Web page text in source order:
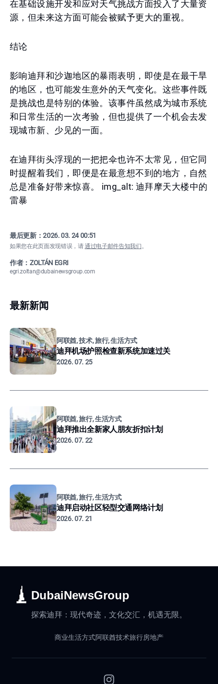
在基础设施开发和应对天气挑战方面投入了大量资
源，但未来这方面可能会被赋予更大的重视。
结论
影响迪拜和沙迦地区的暴雨表明，即使是在最干旱
的地区，也可能发生意外的天气变化。这些事件既
是挑战也是特别的体验。该事件虽然成为城市系统
和日常生活的一次考验，但也提供了一个机会去发
现城市新、少见的一面。
在迪拜街头浮现的一把把伞也许不太常见，但它同
时提醒着我们，即便是在最意想不到的地方，自然
总是准备好带来惊喜。 img_alt: 迪拜摩天大楼中的
雷暴
最后更新：2026. 03. 24 00:51
如果您在此页面发现错误，请通过电子邮件告知我们。
作者：ZOLTÁN EGRI
egri.zoltan@dubainewsgroup.com
最新新闻
阿联酋, 技术, 旅行, 生活方式
迪拜机场护照检查新系统加速过关
2026. 07. 25
阿联酋, 旅行, 生活方式
迪拜推出全新家人朋友折扣计划
2026. 07. 22
阿联酋, 旅行, 生活方式
迪拜启动社区轻型交通网络计划
2026. 07. 21
DubaiNewsGroup
探索迪拜：现代奇迹，文化交汇，机遇无限。
商业生活方式阿联酋技术旅行房地产